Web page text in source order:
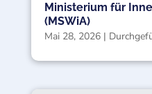
Ministerium für
(MSWiA)
Mai 28, 2026|